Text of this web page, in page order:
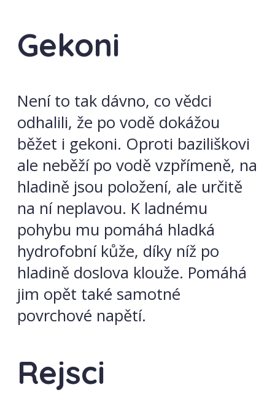
Gekoni
Není to tak dávno, co vědci
odhalili, že po vodě dokážou
běžet i gekoni. Oproti baziliškovi
ale neběží po vodě vzpřímeně, na
hladině jsou položení, ale určitě
na ní neplavou. K ladnému
pohybu mu pomáhá hladká
hydrofobní kůže, díky níž po
hladině doslova klouže. Pomáhá
jim opět také samotné
povrchové napětí.
Rejsci